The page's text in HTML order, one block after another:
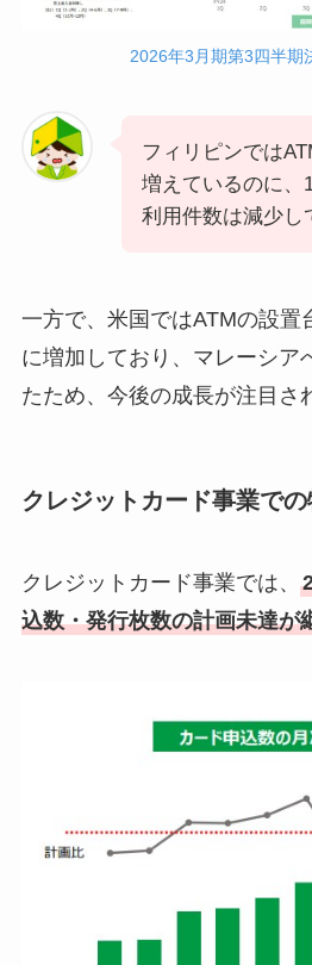
2026年3月期第3四半期
フィリピンでは
増えているのに、
利用件数は減少
一方で、米国ではATMの設置
に増加しており、マレーシア
たため、今後の成長が注目さ
クレジットカード事業で
クレジットカード事業では、
込数・発行枚数の計画未達が